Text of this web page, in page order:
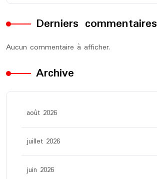
Derniers commentaires
Aucun commentaire à afficher.
Archive
août 2026
juillet 2026
juin 2026